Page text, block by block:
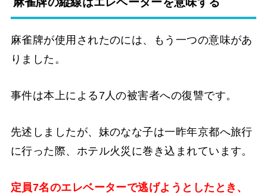
麻雀牌が使用されたのには、もう一つの意味があ
りました。
事件は本上による7人の被害者への復讐です。
先述しましたが、妹のなな子は一昨年京都へ旅行
に行った際、ホテル火災に巻き込まれています。
定員7名のエレベーターで逃げようとしたとき、